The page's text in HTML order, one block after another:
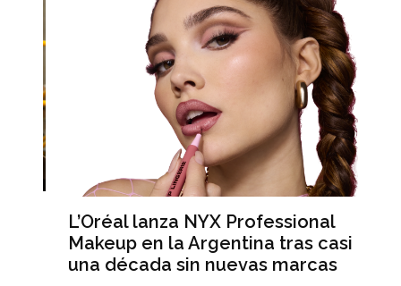
L’Oréal lanza NYX Professional
Makeup en la Argentina tras casi
una década sin nuevas marcas